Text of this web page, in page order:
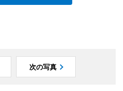
次の写真